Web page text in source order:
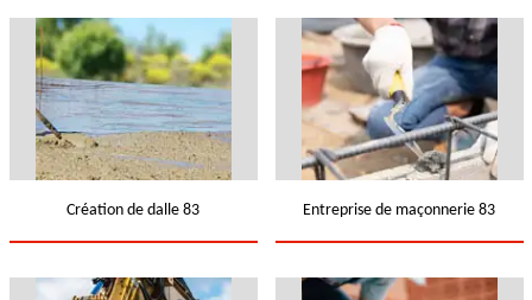
Création de dalle 83 Entreprise de maçonnerie 83